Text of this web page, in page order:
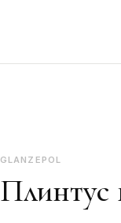
GLANZEPOL
Плинтус